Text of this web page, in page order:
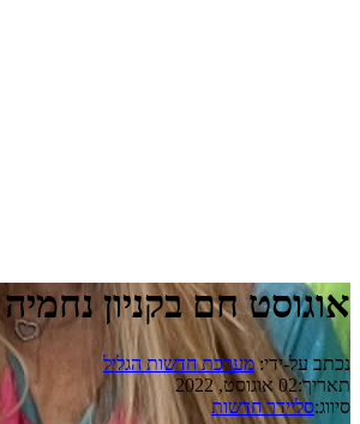
אוגוסט חם בקניון נחמיה
נכתב על-ידי:מערכת חדשות הגליל
תאריך:02 אוגוסט, 2022
סיווג:סליידר חדשות